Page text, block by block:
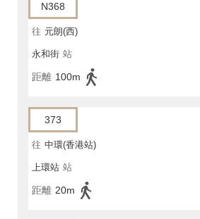
N368
往 元朗(西)
永和街 站
距離 100m
373
往 中環(香港站)
上環站 站
距離 20m